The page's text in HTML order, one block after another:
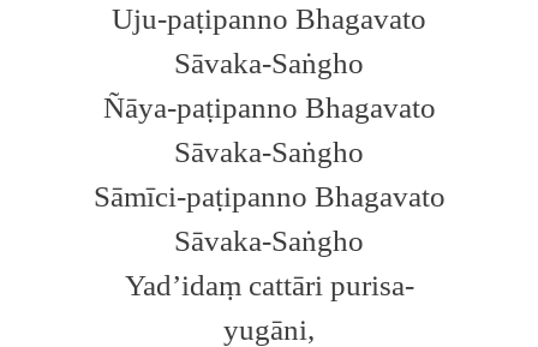
Uju-paṭipanno Bhagavato
Sāvaka-Saṅgho
Ñāya-paṭipanno Bhagavato
Sāvaka-Saṅgho
Sāmīci-paṭipanno Bhagavato
Sāvaka-Saṅgho
Yad’idaṃ cattāri purisa-
yugāni,